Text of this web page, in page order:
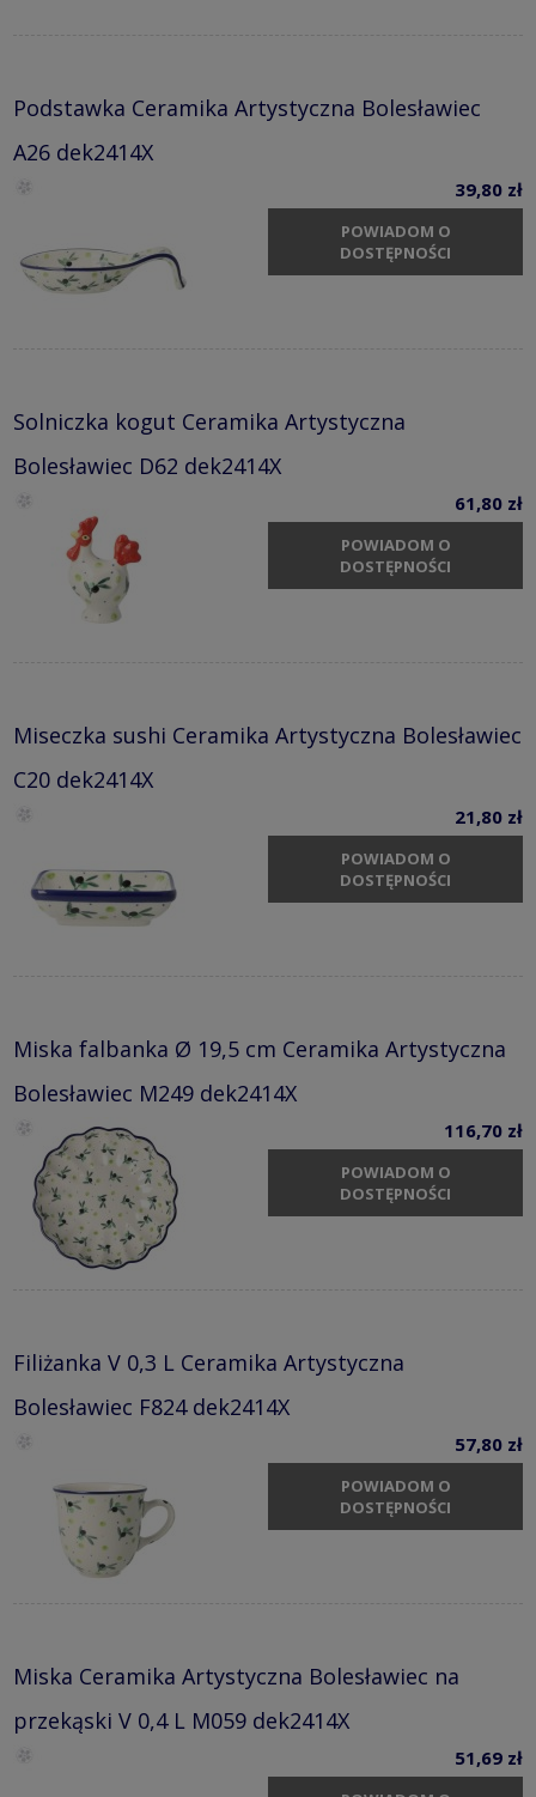
Podstawka Ceramika Artystyczna Bolesławiec
A26 dek2414X
39,80 zł
POWIADOM O
DOSTĘPNOŚCI
Solniczka kogut Ceramika Artystyczna
Bolesławiec D62 dek2414X
61,80 zł
POWIADOM O
DOSTĘPNOŚCI
Miseczka sushi Ceramika Artystyczna Bolesławiec
C20 dek2414X
21,80 zł
POWIADOM O
DOSTĘPNOŚCI
Miska falbanka Ø 19,5 cm Ceramika Artystyczna
Bolesławiec M249 dek2414X
116,70 zł
POWIADOM O
DOSTĘPNOŚCI
Filiżanka V 0,3 L Ceramika Artystyczna
Bolesławiec F824 dek2414X
57,80 zł
POWIADOM O
DOSTĘPNOŚCI
Miska Ceramika Artystyczna Bolesławiec na
przekąski V 0,4 L M059 dek2414X
51,69 zł